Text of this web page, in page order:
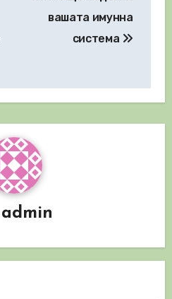
вашата имунна
система
admin